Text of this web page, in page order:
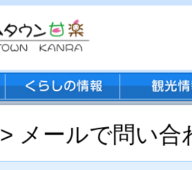
> メールで問い合